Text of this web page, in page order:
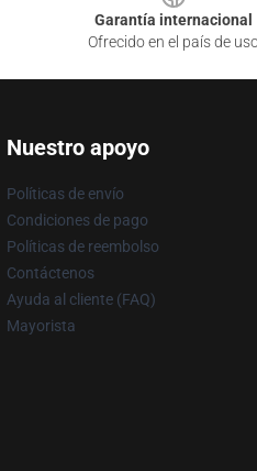
Garantía internacional
Ofrecido en el país de
Nuestro apoyo
Políticas de envío
Condiciones de pago
Políticas de reembolso
Contáctenos
Ayuda al cliente (FAQ)
Mayorista